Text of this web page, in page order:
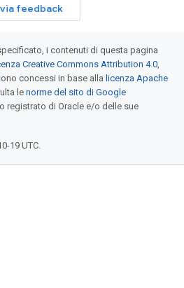
feedback
i contenuti di questa pagina
Creative Commons Attribution 4.0,
concessi in base alla licenza Apache
le norme del sito di Google
registrato di Oracle e/o delle sue
19 UTC.